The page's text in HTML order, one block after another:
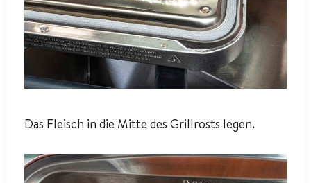
Das Fleisch in die Mitte des Grillrosts legen.